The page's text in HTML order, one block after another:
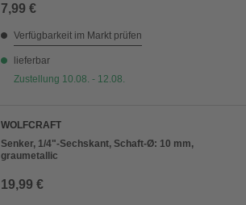
7,99 €
Verfügbarkeit im Markt prüfen
lieferbar
Zustellung 10.08. - 12.08.
WOLFCRAFT
Senker, 1/4"-Sechskant, Schaft-Ø: 10 mm,
graumetallic
19,99 €